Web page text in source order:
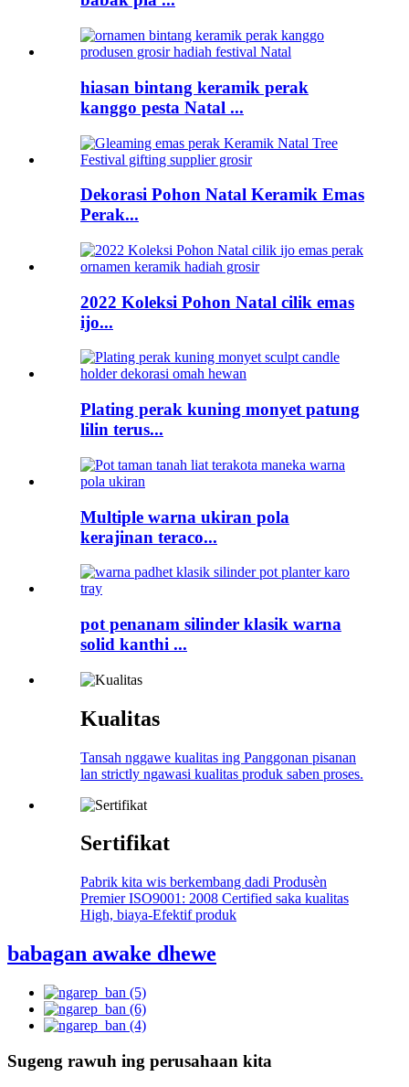
hiasan bintang keramik perak
kanggo pesta Natal ...
Dekorasi Pohon Natal Keramik Emas
Perak...
2022 Koleksi Pohon Natal cilik emas
ijo...
Plating perak kuning monyet patung
lilin terus...
Multiple warna ukiran pola
kerajinan teraco...
pot penanam silinder klasik warna
solid kanthi ...
Kualitas
Tansah nggawe kualitas ing Panggonan pisanan
lan strictly ngawasi kualitas produk saben proses.
Sertifikat
Pabrik kita wis berkembang dadi Produsèn
Premier ISO9001: 2008 Certified saka kualitas
High, biaya-Efektif produk
babagan awake dhewe
Sugeng rawuh ing perusahaan kita